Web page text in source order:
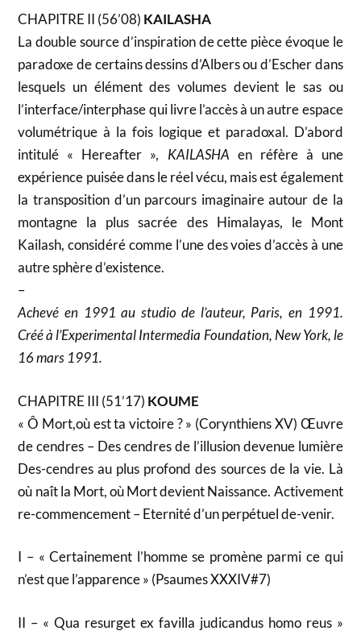
CHAPITRE II (56’08) KAILASHA
La double source d’inspiration de cette pièce évoque le
paradoxe de certains dessins d’Albers ou d’Escher dans
lesquels un élément des volumes devient le sas ou
l’interface/interphase qui livre l’accès à un autre espace
volumétrique à la fois logique et paradoxal. D’abord
intitulé « Hereafter », KAILASHA en réfère à une
expérience puisée dans le réel vécu, mais est également
la transposition d’un parcours imaginaire autour de la
montagne la plus sacrée des Himalayas, le Mont
Kailash, considéré comme l’une des voies d’accès à une
autre sphère d’existence.
–
Achevé en 1991 au studio de l’auteur, Paris, en 1991.
Créé à l’Experimental Intermedia Foundation, New York, le
16 mars 1991.
CHAPITRE III (51’17) KOUME
« Ô Mort,où est ta victoire ? » (Corynthiens XV) Œuvre
de cendres – Des cendres de l’illusion devenue lumière
Des-cendres au plus profond des sources de la vie. Là
où naît la Mort, où Mort devient Naissance. Activement
re-commencement – Eternité d’un perpétuel de-venir.
I – « Certainement l’homme se promène parmi ce qui
n’est que l’apparence » (Psaumes XXXIV#7)
II – « Qua resurget ex favilla judicandus homo reus »